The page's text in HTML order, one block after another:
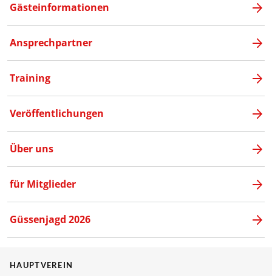
Gästeinformationen
Ansprechpartner
Training
Veröffentlichungen
Über uns
für Mitglieder
Güssenjagd 2026
HAUPTVEREIN